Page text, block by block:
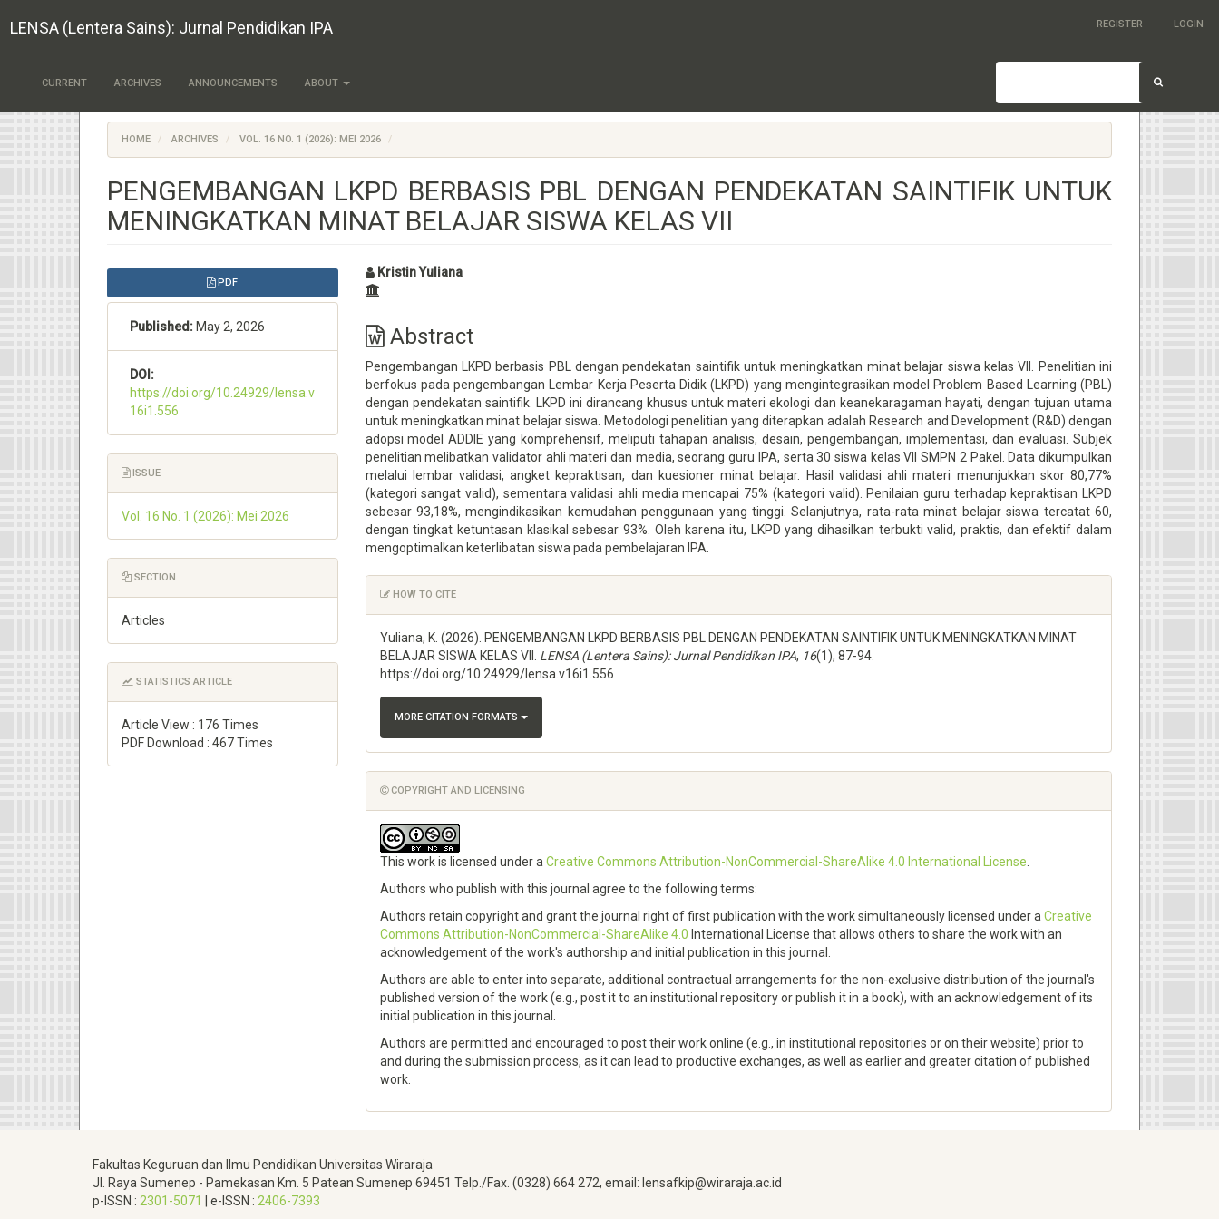
jump
content
Navigation
LENSA (Lentera Sains): Jurnal Pendidikan IPA REGISTER LOGIN
CURRENT ARCHIVES ANNOUNCEMENTS ABOUT
HOME ARCHIVES VOL. 16 NO. 1 (2026): MEI 2026
PENGEMBANGAN LKPD BERBASIS PBL DENGAN PENDEKATAN SAINTIFIK UNTUK
MENINGKATKAN MINAT BELAJAR SISWA KELAS VII
Article
Sidebar
PDF
Published: May 2, 2026
DOI:
https://doi.org/10.24929/lensa.v
16i1.556
ISSUE
Vol. 16 No. 1 (2026): Mei 2026
SECTION
Articles
STATISTICS ARTICLE
Article View : 176 Times
PDF Download : 467 Times
Main
Article
Content
Kristin Yuliana
Abstract
Pengembangan LKPD berbasis PBL dengan pendekatan saintifik untuk meningkatkan minat belajar siswa kelas VII. Penelitian ini
berfokus pada pengembangan Lembar Kerja Peserta Didik (LKPD) yang mengintegrasikan model Problem Based Learning (PBL)
dengan pendekatan saintifik. LKPD ini dirancang khusus untuk materi ekologi dan keanekaragaman hayati, dengan tujuan utama
untuk meningkatkan minat belajar siswa. Metodologi penelitian yang diterapkan adalah Research and Development (R&D) dengan
adopsi model ADDIE yang komprehensif, meliputi tahapan analisis, desain, pengembangan, implementasi, dan evaluasi. Subjek
penelitian melibatkan validator ahli materi dan media, seorang guru IPA, serta 30 siswa kelas VII SMPN 2 Pakel. Data dikumpulkan
melalui lembar validasi, angket kepraktisan, dan kuesioner minat belajar. Hasil validasi ahli materi menunjukkan skor 80,77%
(kategori sangat valid), sementara validasi ahli media mencapai 75% (kategori valid). Penilaian guru terhadap kepraktisan LKPD
sebesar 93,18%, mengindikasikan kemudahan penggunaan yang tinggi. Selanjutnya, rata-rata minat belajar siswa tercatat 60,
dengan tingkat ketuntasan klasikal sebesar 93%. Oleh karena itu, LKPD yang dihasilkan terbukti valid, praktis, dan efektif dalam
mengoptimalkan keterlibatan siswa pada pembelajaran IPA.
Article
Details
HOW TO CITE
Yuliana, K. (2026). PENGEMBANGAN LKPD BERBASIS PBL DENGAN PENDEKATAN SAINTIFIK UNTUK MENINGKATKAN MINAT
BELAJAR SISWA KELAS VII. LENSA (Lentera Sains): Jurnal Pendidikan IPA, 16(1), 87-94.
https://doi.org/10.24929/lensa.v16i1.556
MORE CITATION FORMATS
COPYRIGHT AND LICENSING
This work is licensed under a Creative Commons Attribution-NonCommercial-ShareAlike 4.0 International License
Authors who publish with this journal agree to the following terms:
Authors retain copyright and grant the journal right of first publication with the work simultaneously licensed under a Creative
Commons Attribution-NonCommercial-ShareAlike 4.0 International License that allows others to share the work with an
acknowledgement of the work's authorship and initial publication in this journal.
Authors are able to enter into separate, additional contractual arrangements for the non-exclusive distribution of the journal's
published version of the work (e.g., post it to an institutional repository or publish it in a book), with an acknowledgement of its
initial publication in this journal.
Authors are permitted and encouraged to post their work online (e.g., in institutional repositories or on their website) prior to
and during the submission process, as it can lead to productive exchanges, as well as earlier and greater citation of published
work.
Fakultas Keguruan dan Ilmu Pendidikan Universitas Wiraraja
Jl.
Raya Sumenep - Pamekasan Km. 5 Patean Sumenep 69451 Telp./Fax (0328) 664 272, email: lensafkip@wiraraja.ac.id
p-ISSN : 2301-5071 e-ISSN : 2406-7393